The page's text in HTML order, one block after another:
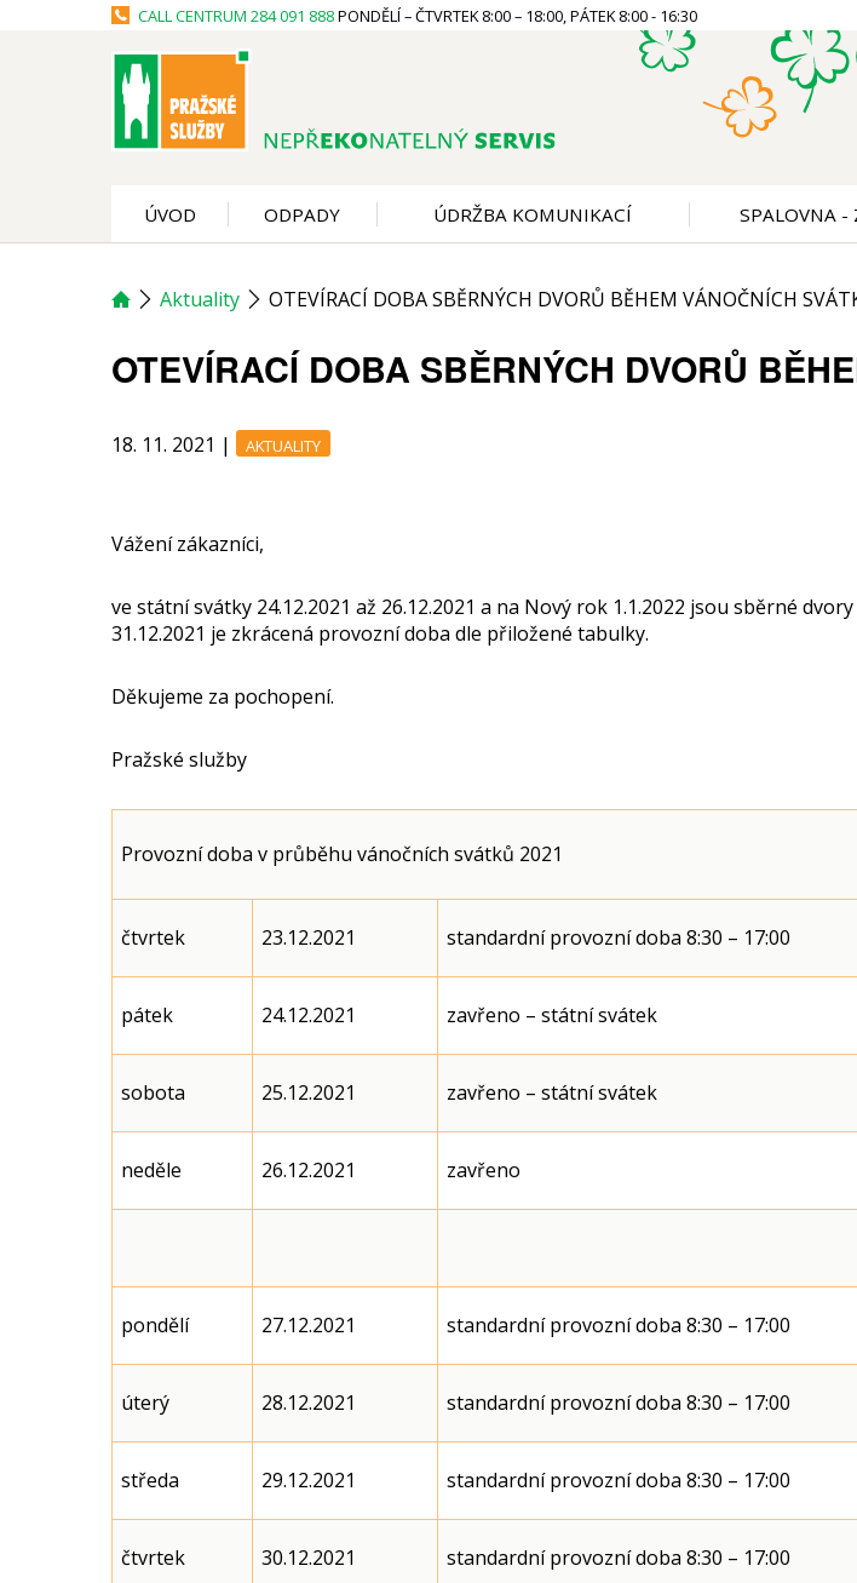
CALL CENTRUM 284 091 888PONDĚLÍ – ČTVRTEK 8:00 – 18:00, PÁTEK 8:00 - 16:30
ÚVOD ODPADY ÚDRŽBA KOMUNIKACÍ SPALOVNA -
Aktuality OTEVÍRACÍ DOBA SBĚRNÝCH DVORŮ BĚHEM VÁNOČNÍCH
OTEVÍRACÍ DOBA SBĚRNÝCH DVORŮ
18. 11. 2021 | AKTUALITY
Vážení zákazníci,
ve státní svátky 24.12.2021 až 26.12.2021 a na Nový rok 1.1.2022 jsou sběrné
31.12.2021 je zkrácená provozní doba dle přiložené tabulky.
Děkujeme za pochopení.
Pražské služby
Provozní doba v průběhu vánočních svátků 2021
čtvrtek 23.12.2021 standardní provozní doba 8:30 – 17:00
pátek 24.12.2021 zavřeno – státní svátek
sobota 25.12.2021 zavřeno – státní svátek
neděle 26.12.2021 zavřeno
pondělí 27.12.2021 standardní provozní doba 8:30 – 17:00
úterý 28.12.2021 standardní provozní doba 8:30 – 17:00
středa 29.12.2021 standardní provozní doba 8:30 – 17:00
čtvrtek 30.12.2021 standardní provozní doba 8:30 – 17:00